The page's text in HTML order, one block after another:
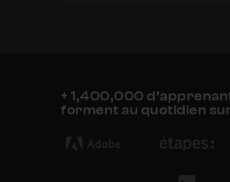
+ 1,400,000
forment au quotidien